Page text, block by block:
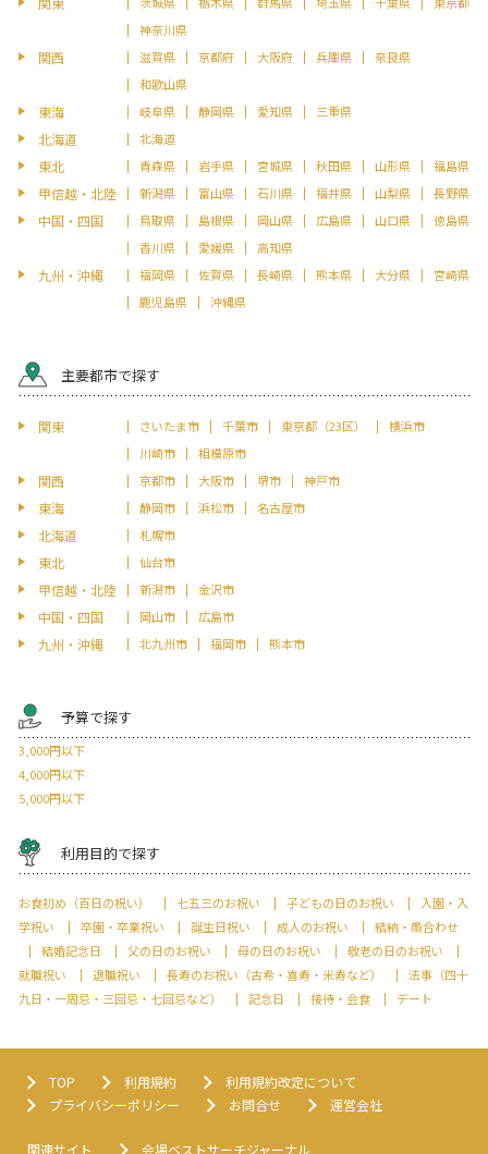
神奈川県
関西 滋賀県 京都府 大阪府 兵庫県
奈良県
和歌山県
東海 岐阜県 静岡県 愛知県 三重県
北海道 北海道
東北 青森県 岩手県 宮城県 秋田県 山形県 福島県
甲信越・北陸 新潟県 富山県 石川県 福井県 山梨県 長野県
中国・四国 鳥取県 島根県 岡山県 広島県 山口県
徳島県
香川県
愛媛県 高知県
九州・沖縄 福岡県 佐賀県 長崎県 熊本県 大分県
宮崎県
鹿児島県
沖縄県
主要都市で探す
関東 さいたま市 千葉市 東京都（23区）
横浜市
川崎市
相模原市
関西 京都市 大阪市 堺市 神戸市
東海 静岡市 浜松市 名古屋市
北海道 札幌市
東北 仙台市
甲信越・北陸 新潟市 金沢市
中国・四国 岡山市 広島市
九州・沖縄 北九州市 福岡市 熊本市
予算で探す
3,000円以下
4,000円以下
5,000円以下
利用目的で探す
お食初め（百日の祝い） 七五三のお祝い 子どもの日のお祝い
入園・入
学祝い
卒園・卒業祝い 誕生日祝い 成人のお祝い
結納・顔合わせ
結婚記念日
父の日のお祝い 母の日のお祝い
敬老の日のお祝い
就職祝い
退職祝い 長寿のお祝い（古希・喜寿・米寿など）
法事（四十
九日・一周忌・三回忌・七回忌など）
記念日 接待・会食 デート
TOP 利用規約
利用規約改定について
プライバシーポリシー
お問合せ 運営会社
関連サイト 会場ベストサーチジャーナル